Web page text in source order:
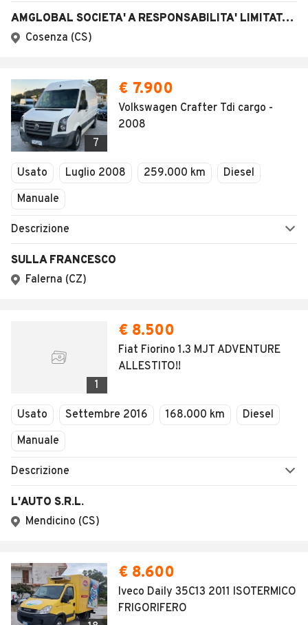
AMGLOBAL SOCIETA' A RESPONSABILITA' LIMITATA SEMPLIFICATA
Cosenza (CS)
7
€ 7.900
Volkswagen Crafter Tdi cargo -
2008
Usato Luglio 2008 259.000 km
Diesel
Manuale
Descrizione
SULLA FRANCESCO
Falerna (CZ)
1
€ 8.500
Fiat Fiorino 1.3 MJT ADVENTURE
ALLESTITO!!
Usato Settembre 2016 168.000 km
Diesel
Manuale
Descrizione
L'AUTO S.R.L.
Mendicino (CS)
€ 8.600
Iveco Daily 35C13 2011 ISOTERMICO
FRIGORIFERO